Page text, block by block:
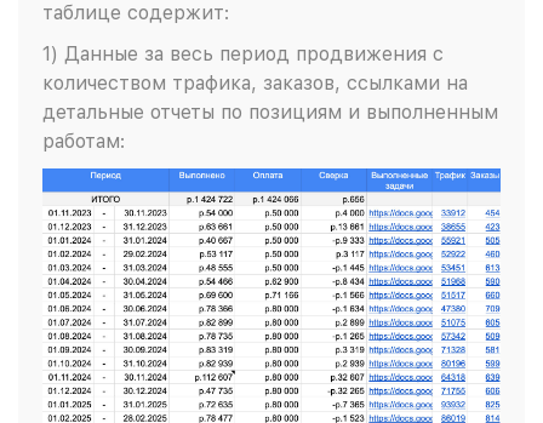
таблице содержит:
1) Данные за весь период продвижения с
количеством трафика, заказов, ссылками на
детальные отчеты по позициям и выполненным
работам: